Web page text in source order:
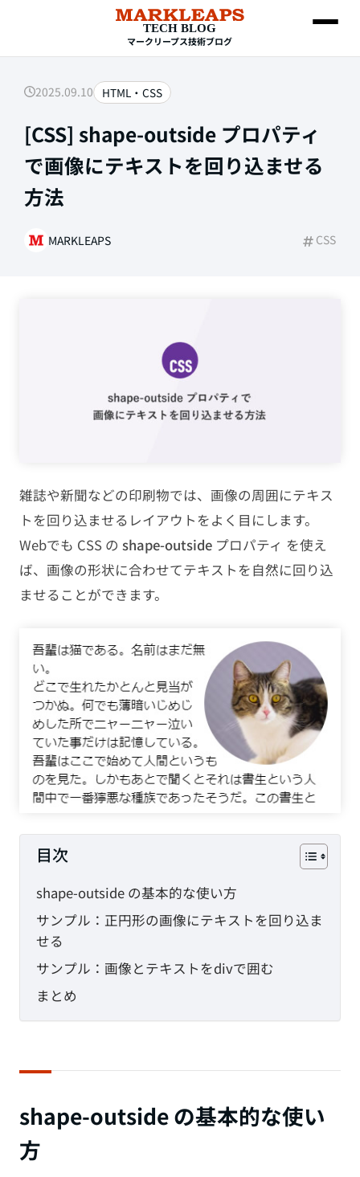
TECH BLOG
マークリープス技術ブログ
SEARCH
JavaScript
SEO
その他
TAG
CSS
WordPress
EC-CUBE
shopify
PC設定
メール設定
2025.09.10 HTML・CSS
[CSS] shape-outside プロパティ
で画像にテキストを回り込ませる
方法
MARKLEAPS CSS
雑誌や新聞などの印刷物では、画像の周囲にテキス
トを回り込ませるレイアウトをよく目にします。
Webでも CSS の shape-outside プロパティ を使え
ば、画像の形状に合わせてテキストを自然に回り込
ませることができます。
目次
shape-outside の基本的な使い方
サンプル：正円形の画像にテキストを回り込ま
せる
サンプル：画像とテキストをdivで囲む
まとめ
shape-outside の基本的な使い
方